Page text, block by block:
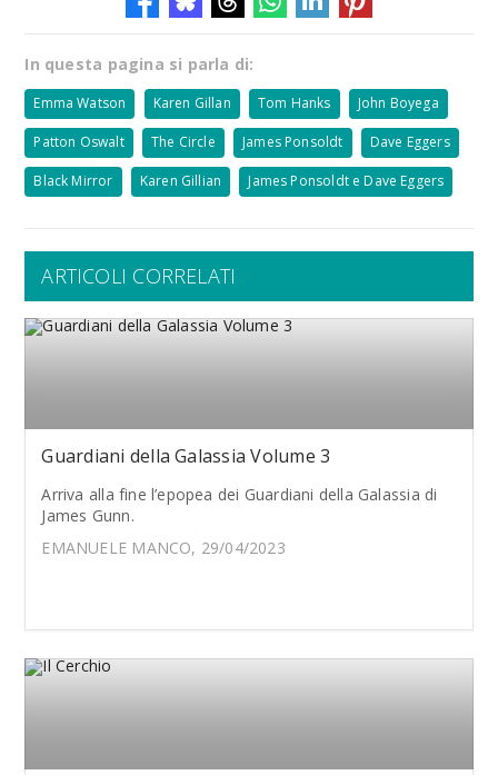
In questa pagina si parla di:
Emma Watson Karen Gillan Tom Hanks John Boyega
Patton Oswalt The Circle James Ponsoldt Dave Eggers
Black Mirror Karen Gillian James Ponsoldt e Dave Eggers
ARTICOLI CORRELATI
Guardiani della Galassia Volume 3
Arriva alla fine l’epopea dei Guardiani della Galassia di
James Gunn.
EMANUELE MANCO, 29/04/2023